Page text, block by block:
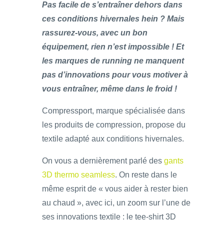
Pas facile de s’entraîner dehors dans
ces conditions hivernales hein ? Mais
rassurez-vous, avec un bon
équipement, rien n’est impossible ! Et
les marques de running ne manquent
pas d’innovations pour vous motiver à
vous entraîner, même dans le froid !
Compressport, marque spécialisée dans
les produits de compression, propose du
textile adapté aux conditions hivernales.
On vous a dernièrement parlé des gants
3D thermo seamless. On reste dans le
même esprit de « vous aider à rester bien
au chaud », avec ici, un zoom sur l’une de
ses innovations textile : le tee-shirt 3D